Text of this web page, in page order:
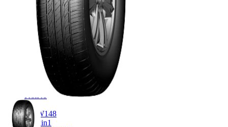
CROSS_STREET
Eurodisk1
33
FR REPLICA1
34
Grizzly3
965
iFree Original
49
INFORGED
K7
KDW148
Keskin1